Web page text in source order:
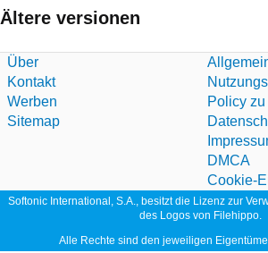
Ältere versionen
Über
Kontakt
Werben
Sitemap
Policy
DMCA
Cookie-
Softonic International, S.A., besitzt die Lizenz zur
des Logos von Filehippo.
Alle Rechte sind den jeweiligen